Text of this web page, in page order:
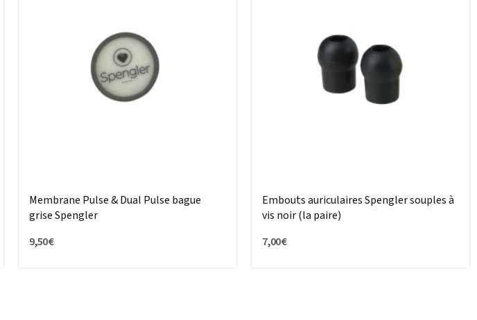
Membrane Pulse & Dual Pulse bague
grise Spengler
9,50 €
Embouts auriculaires Spengler souples à
vis noir (la paire)
7,00 €